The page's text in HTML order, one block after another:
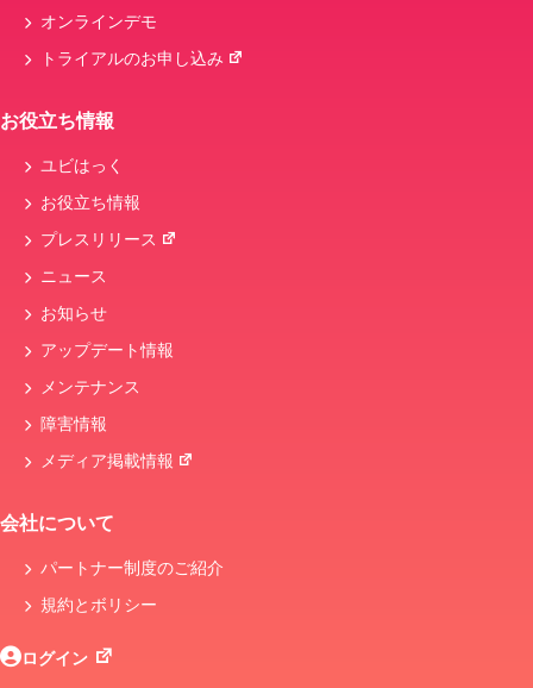
オンラインデモ
トライアルのお申し込み
お役立ち情報
ユビはっく
お役立ち情報
プレスリリース
ニュース
お知らせ
アップデート情報
メンテナンス
障害情報
メディア掲載情報
会社について
パートナー制度のご紹介
規約とボリシー
ログイン